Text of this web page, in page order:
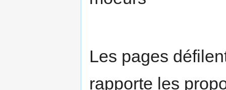
Les pages
rapporte les